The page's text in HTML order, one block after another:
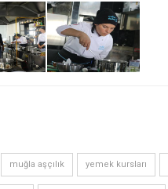
muğla aşçılık yemek kursları